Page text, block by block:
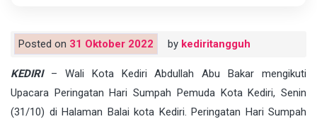
Posted on 31 Oktober 2022 by kediritangguh
KEDIRI– Wali Kota Kediri Abdullah Abu Bakar mengikuti
Upacara Peringatan Hari Sumpah Pemuda Kota Kediri, Senin
(31/10) di Halaman Balai kota Kediri. Peringatan Hari Sumpah